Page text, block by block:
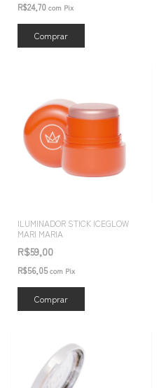
R$24,70 com Pix
Comprar
ILUMINADOR STICK ICEGLOW
MARI MARIA
R$59,00
R$56,05com Pix
Comprar